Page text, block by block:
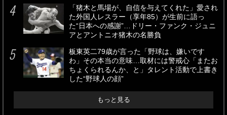
「猪木と馬場が、自信を与えてくれた」愛され
た外国人レスラー（享年85）が生前に語っ
た“日本への感謝”…ドリー・ファンク・ジュニ
アとアントニオ猪木の名勝負
板東英二79歳が言った「野球は、嫌いです
わ」その本当の意味…取材には警戒心「またお
ちょくられるんか、と」タレント活動で上書き
した“野球人の顔”
もっと見る